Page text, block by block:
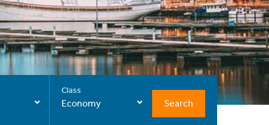
Class
Economy Search